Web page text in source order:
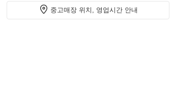
중고매장 위치, 영업시간 안내